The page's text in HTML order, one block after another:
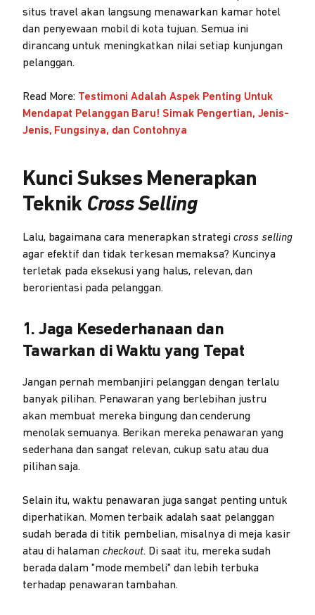
situs travel akan langsung menawarkan kamar hotel
dan penyewaan mobil di kota tujuan. Semua ini
dirancang untuk meningkatkan nilai setiap kunjungan
pelanggan.
Read More: Testimoni Adalah Aspek Penting Untuk
Mendapat Pelanggan Baru! Simak Pengertian, Jenis-
Jenis, Fungsinya, dan Contohnya
Kunci Sukses Menerapkan
Teknik Cross Selling
Lalu, bagaimana cara menerapkan strategi cross selling
agar efektif dan tidak terkesan memaksa? Kuncinya
terletak pada eksekusi yang halus, relevan, dan
berorientasi pada pelanggan.
1. Jaga Kesederhanaan dan
Tawarkan di Waktu yang Tepat
Jangan pernah membanjiri pelanggan dengan terlalu
banyak pilihan. Penawaran yang berlebihan justru
akan membuat mereka bingung dan cenderung
menolak semuanya. Berikan mereka penawaran yang
sederhana dan sangat relevan, cukup satu atau dua
pilihan saja.
Selain itu, waktu penawaran juga sangat penting untuk
diperhatikan. Momen terbaik adalah saat pelanggan
sudah berada di titik pembelian, misalnya di meja kasir
atau di halaman checkout. Di saat itu, mereka sudah
berada dalam "mode membeli" dan lebih terbuka
terhadap penawaran tambahan.